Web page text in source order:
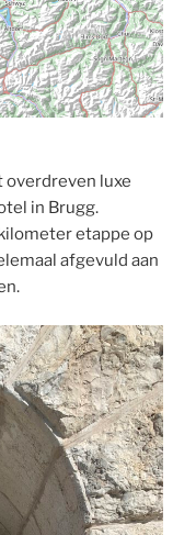
overdreven luxe
in Brugg.
etappe op
afgevuld aan